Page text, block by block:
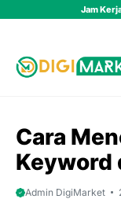
Jam
Cara
Keyword
Admin DigiMarket